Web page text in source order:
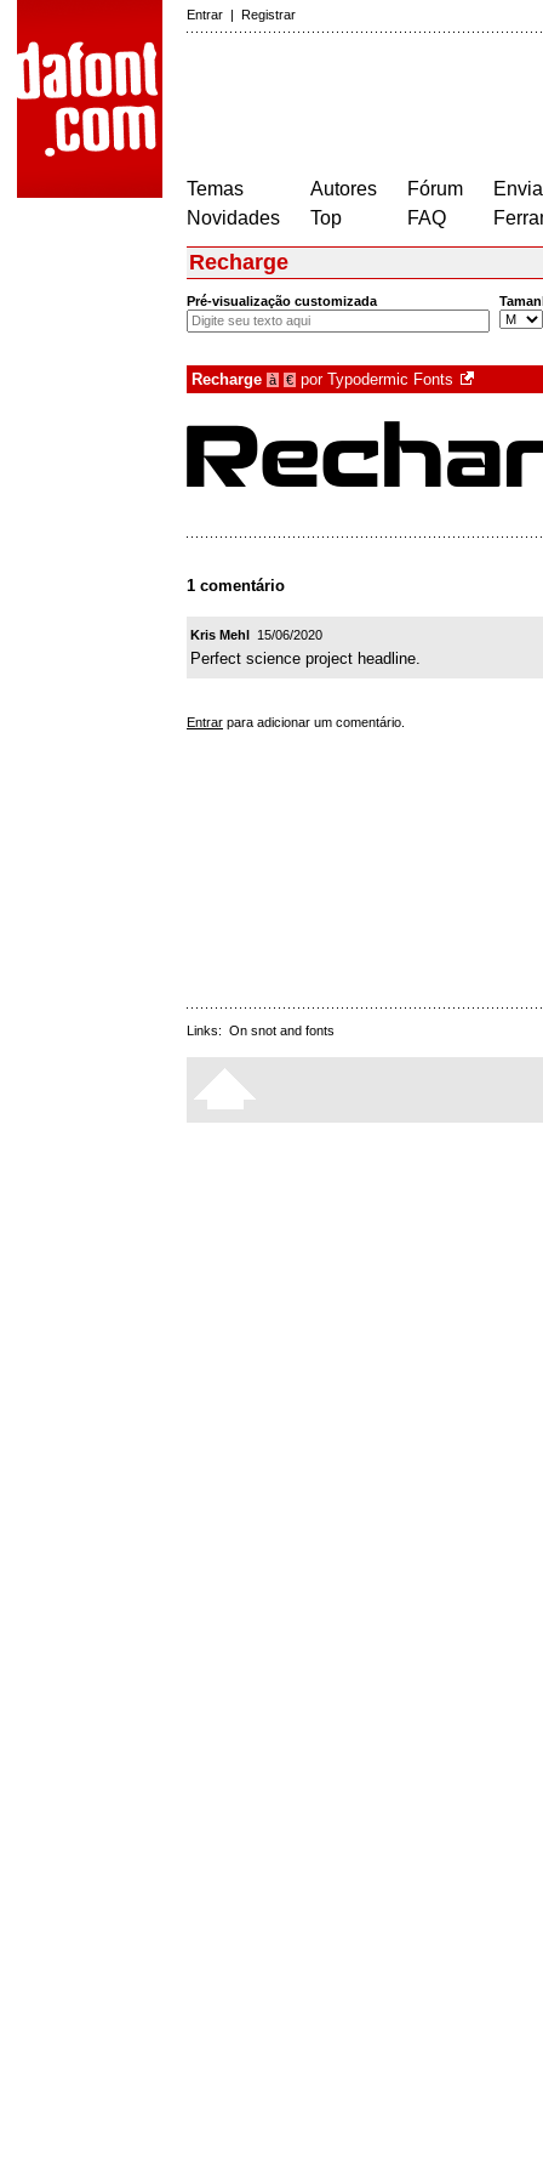
Entrar | Registrar
Temas
Novidades
Autores
Top
Fórum
FAQ
Recharge
Pré-visualização customizada
Recharge à € por Typodermic Fonts
1 comentário
Kris Mehl 15/06/2020
Perfect science project headline.
Entrar para adicionar um comentário.
Links: On snot and fonts